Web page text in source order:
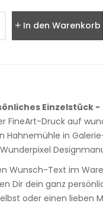
In den Warenkorb
Einzelstück -
FineArt-Druck auf
Hahnemühle in
Wunsch-Text im
Dir dein ganz
oder einen lieben